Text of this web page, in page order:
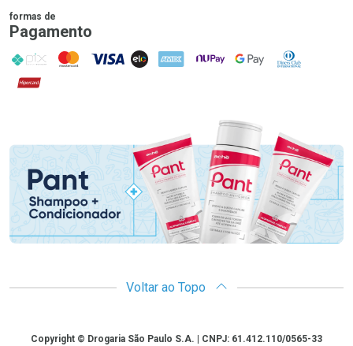
formas de
Pagamento
PIX MasterCard
VISA ELO AMEX NuPay Google PayDiners Club
Hipercard
Promoção em Destaque
Voltar ao Topo
CopyrightCopyright © Drogaria São Paulo S.A. | CNPJ: 61.412.110/0565-33